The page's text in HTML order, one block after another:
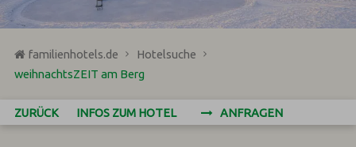
familienhotels.de
Hotelsuche
weihnachtsZEIT am Berg
ZURÜCK INFOS ZUM HOTEL ANFRAGEN